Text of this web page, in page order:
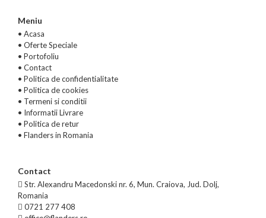
Meniu
• Acasa
• Oferte Speciale
• Portofoliu
• Contact
• Politica de confidentialitate
• Politica de cookies
• Termeni si conditii
• Informatii Livrare
• Politica de retur
• Flanders in Romania
Contact
Str. Alexandru Macedonski nr. 6, Mun. Craiova, Jud. Dolj,
Romania
0721 277 408